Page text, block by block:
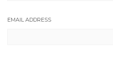
EMAIL ADDRESS